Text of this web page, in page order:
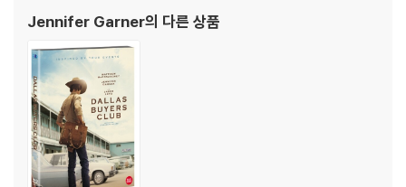
탁드립니다.
시미를 선보이며 명쾌한 연기와 완벽한 역할 소화로 자
Jennifer Garner의 다른 상품